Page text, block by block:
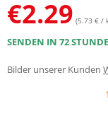
€2.29 (5.73 € /
SENDEN IN 72
Bilder unserer Kunden